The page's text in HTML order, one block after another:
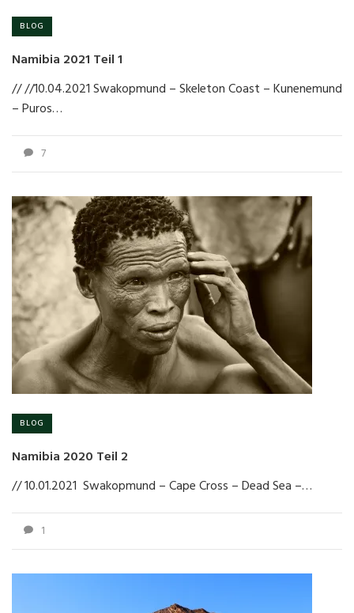
BLOG
Namibia 2021 Teil 1
// //10.04.2021 Swakopmund – Skeleton Coast – Kunenemund
– Puros…
7
BLOG
Namibia 2020 Teil 2
// 10.01.2021 Swakopmund – Cape Cross – Dead Sea –…
1